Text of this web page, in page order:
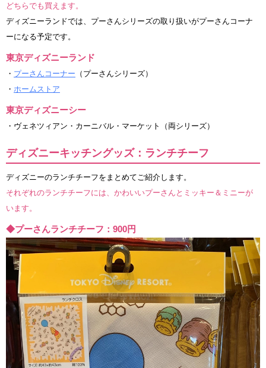
どちらでも買えます。
ディズニーランドでは、プーさんシリーズの取り扱いがプーさんコーナ
ーになる予定です。
東京ディズニーランド
・ プーさんコーナー （プーさんシリーズ）
・ ホームストア
東京ディズニーシー
・ヴェネツィアン・カーニバル・マーケット（両シリーズ）
ディズニーキッチングッズ：ランチチーフ
ディズニーのランチチーフをまとめてご紹介します。
それぞれのランチチーフには、かわいいプーさんとミッキー＆ミニーが
います。
◆プーさんランチチーフ：900円